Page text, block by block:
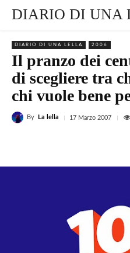
DIARIO DI UNA
DIARIO DI UNA LELLA 2006
Il pranzo dei
di scegliere tra
chi vuole bene
By La lella 17 Marzo 2007